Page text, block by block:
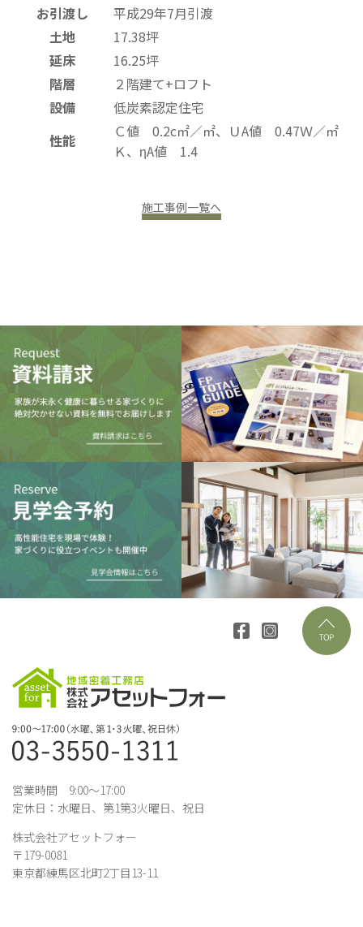
お引渡し
平成29年7月引渡
土地
17.38坪
延床
16.25坪
階層
２階建て+ロフト
設備
低炭素認定住宅
性能
Ｃ値 0.2c㎡／㎡、ＵA値 0.47Ｗ／㎡
Ｋ、ηA値 1.4
施工事例一覧へ
営業時間 9:00～17:00
定休日：水曜日、第1第3火曜日、祝日
株式会社アセットフォー
〒179-0081
東京都練馬区北町2丁目13-11